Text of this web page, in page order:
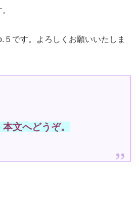
です。よろしくお願いいたしま
文へどうぞ。